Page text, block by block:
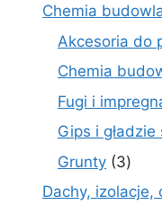
Chemia
Akcesoria do
Chemia
Fugi i
Gips i
Grunty 33
Dachy, izolacje,